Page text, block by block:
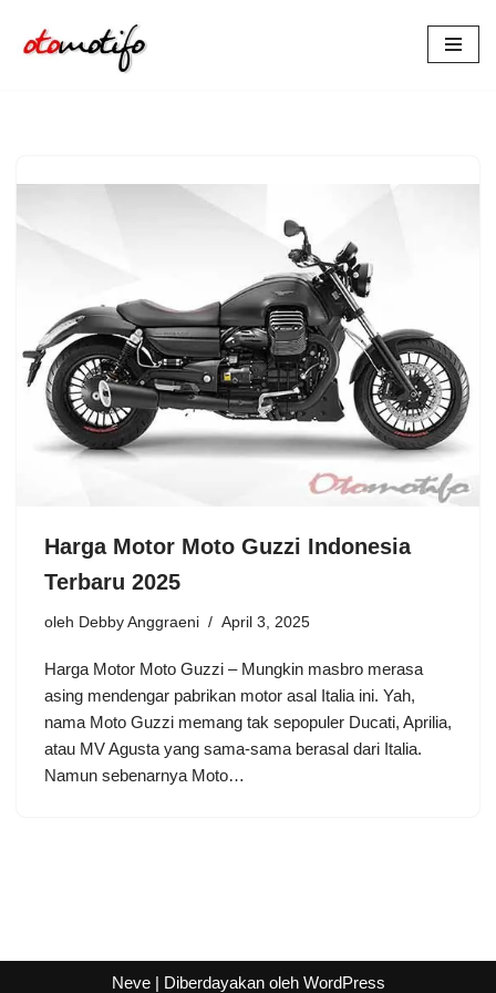
Lompat
Harga Motor Moto Guzzi Indonesia
Terbaru 2025
oleh Debby Anggraeni April 3, 2025
Harga Motor Moto Guzzi – Mungkin masbro merasa
asing mendengar pabrikan motor asal Italia ini. Yah,
nama Moto Guzzi memang tak sepopuler Ducati, Aprilia,
atau MV Agusta yang sama-sama berasal dari Italia.
Namun sebenarnya Moto…
Neve| Diberdayakan oleh WordPress